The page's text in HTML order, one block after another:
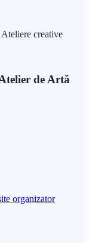
Ateliere creative
de Artă
organizator